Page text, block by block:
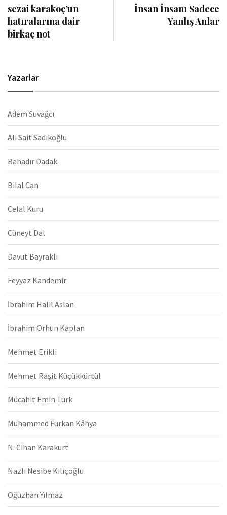
sezai karakoç’un
hatıralarına dair
birkaç not
İnsan İnsanı Sadece
Yanlış Anlar
Yazarlar
Adem Suvağcı
Ali Sait Sadıkoğlu
Bahadır Dadak
Bilal Can
Celal Kuru
Cüneyt Dal
Davut Bayraklı
Feyyaz Kandemir
İbrahim Halil Aslan
İbrahim Orhun Kaplan
Mehmet Erikli
Mehmet Raşit Küçükkürtül
Mücahit Emin Türk
Muhammed Furkan Kâhya
N. Cihan Karakurt
Nazlı Nesibe Kılıçoğlu
Oğuzhan Yılmaz